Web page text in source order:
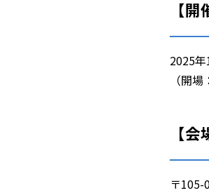
【開
2025
（開
【会
〒